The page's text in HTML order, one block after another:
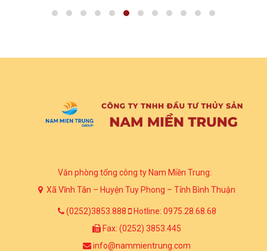
Văn phòng tổng công ty Nam Miền Trung:
Xã Vĩnh Tân – Huyện Tuy Phong – Tỉnh Bình Thuận
(0252)3853.888 Hotline: 0975.28.68.68
Fax: (0252) 3853.445
info@nammientrung.com